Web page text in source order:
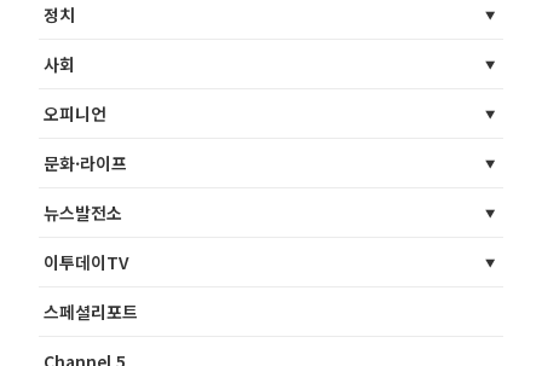
정치
사회
오피니언
문화·라이프
뉴스발전소
이투데이TV
스페셜리포트
Channel 5